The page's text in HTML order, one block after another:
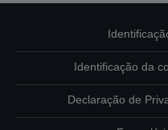
Identificação da
Declaração de